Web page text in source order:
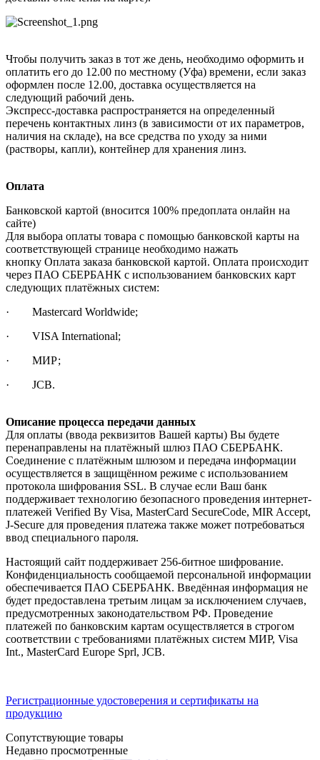
Чтобы получить заказ в тот же день, необходимо оформить и
оплатить его до 12.00 по местному (Уфа) времени, если заказ
оформлен после 12.00, доставка осуществляется на
следующий рабочий день.
Экспресс-доставка распространяется на определенный
перечень контактных линз (в зависимости от их параметров,
наличия на складе), на все средства по уходу за ними
(растворы, капли), контейнер для хранения линз.
Оплата
Банковской картой (вносится 100% предоплата онлайн на
сайте)
Для выбора оплаты товара с помощью банковской карты на
соответствующей странице необходимо нажать
кнопку Оплата заказа банковской картой. Оплата происходит
через ПАО СБЕРБАНК с использованием банковских карт
следующих платёжных систем:
· Mastercard Worldwide;
· VISA International;
· МИР;
· JCB.
Описание процесса передачи данных
Для оплаты (ввода реквизитов Вашей карты) Вы будете
перенаправлены на платёжный шлюз ПАО СБЕРБАНК.
Соединение с платёжным шлюзом и передача информации
осуществляется в защищённом режиме с использованием
протокола шифрования SSL. В случае если Ваш банк
поддерживает технологию безопасного проведения интернет-
платежей Verified By Visa, MasterCard SecureCode, MIR Accept,
J-Secure для проведения платежа также может потребоваться
ввод специального пароля.
Настоящий сайт поддерживает 256-битное шифрование.
Конфиденциальность сообщаемой персональной информации
обеспечивается ПАО СБЕРБАНК. Введённая информация не
будет предоставлена третьим лицам за исключением случаев,
предусмотренных законодательством РФ. Проведение
платежей по банковским картам осуществляется в строгом
соответствии с требованиями платёжных систем МИР, Visa
Int., MasterCard Europe Sprl, JCB.
Регистрационные удостоверения и сертификаты на
продукцию
Сопутствующие товары
Недавно просмотренные